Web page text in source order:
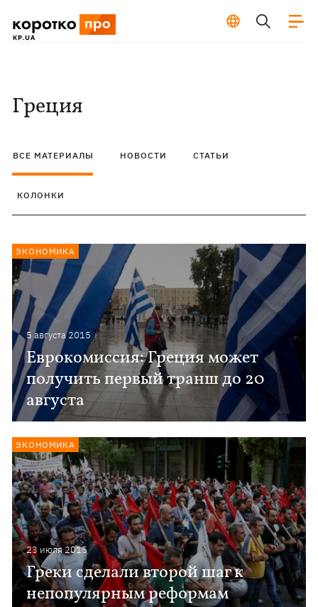
Греция
ВСЕ МАТЕРИАЛЫ НОВОСТИ СТАТЬИ
КОЛОНКИ
5 августа 2015
Еврокомиссия: Греция может
получить первый транш до 20
августа
ЭКОНОМИКА
23 июля 2015
Греки сделали второй шаг к
непопулярным реформам
ЭКОНОМИКА